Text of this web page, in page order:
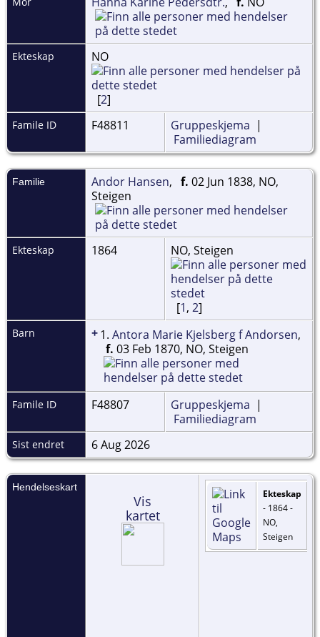
Ekteskap NO
[2]
Famile ID F48811 Gruppeskjema |
Familiediagram
Familie Andor Hansen, f. 02 Jun 1838, NO,
Steigen
Ekteskap 1864 NO, Steigen
[1, 2]
Barn +1. Antora Marie Kjelsberg f Andorsen,
f. 03 Feb 1870, NO, Steigen
Famile ID F48807 Gruppeskjema |
Familiediagram
Sist endret 6 Aug 2026
Hendelseskart
Vis
kartet
Ekteskap
- 1864 -
NO,
Steigen